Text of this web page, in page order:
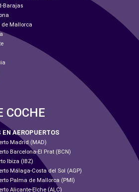
Barajas
de Mallorca
COCHE
AEROPUERTOS
Madrid (MAD)
Barcelona-El Prat (BCN)
Ibiza (IBZ)
Málaga-Costa del Sol (AGP)
Palma de Mallorca (PMI)
Alicante-Elche (ALC)